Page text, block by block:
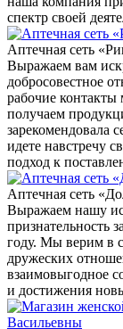
спектр своей
Аптечная сеть
Выражаем вам
добросовестное
рабочие
получаем
зарекомендовала
идете навстречу
подход к
Аптечная сеть
Выражаем нашу
признательность
году. Мы верим в
дружеских
взаимовыгодное
и достижения